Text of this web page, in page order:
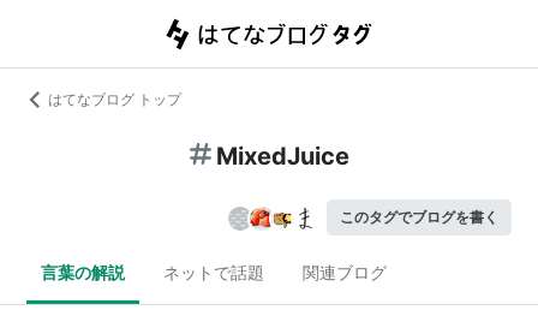
はてなブログ トップ
MixedJuice
このタグでブログを書く
言葉の解説 ネットで話題 関連ブログ